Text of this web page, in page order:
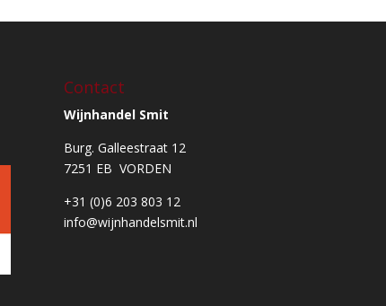
Contact
Wijnhandel Smit
Burg. Galleestraat 12
7251 EB VORDEN
+31 (0)6 203 803 12
info@wijnhandelsmit.nl